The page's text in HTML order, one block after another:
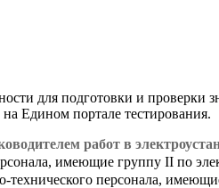
для подготовки и
Едином портале тестирования.
работ в
имеющие группу II по
технического персонала,